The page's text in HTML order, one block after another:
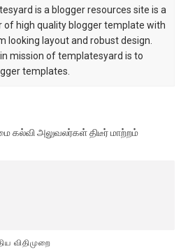
is a blogger resources site is a
of high quality blogger template with
looking layout and robust design.
mission of templatesyard is to
templates.
கல்வி அலுவலர்கள் திடீர் மாற்றம்
விதிமுறை